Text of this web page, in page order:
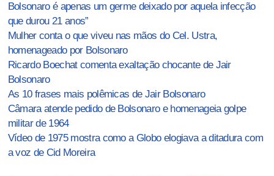
Bolsonaro é apenas um germe deixado por aquela infecção
que durou 21 anos”
Mulher conta o que viveu nas mãos do Cel. Ustra,
homenageado por Bolsonaro
Ricardo Boechat comenta exaltação chocante de Jair
Bolsonaro
As 10 frases mais polêmicas de Jair Bolsonaro
Câmara atende pedido de Bolsonaro e homenageia golpe
militar de 1964
Vídeo de 1975 mostra como a Globo elogiava a ditadura com
a voz de Cid Moreira